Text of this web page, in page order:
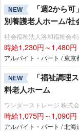
NEW
「週2から
別養護老人ホーム/社
社会福祉法人洛和福祉会/
時給1,230円～1,480円
アルバイト・パート / 東京
NEW
「福祉調理
料老人ホーム
ワンダーストレージ 株式
時給1,075円～1,090円
アルバイト・パート / 北海